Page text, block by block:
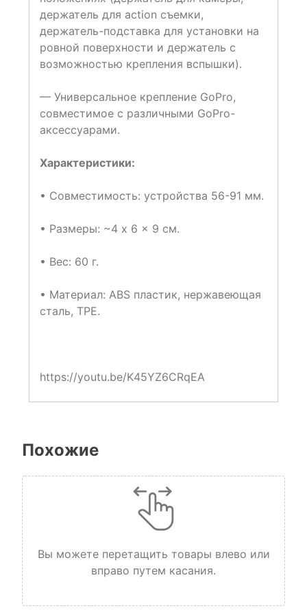
держатель для action съемки,
держатель-подставка для установки на
ровной поверхности и держатель с
возможностью крепления вспышки).
— Универсальное крепление GoPrо,
совместимое с различными GoPro-
аксессуарами.
Характеристики:
• Совместимость: устройства 56-91 мм.
• Размеры: ~4 x 6 x 9 cм.
• Вес: 60 г.
• Материал: ABS пластик, нержавеющая
сталь, TPE.
https://youtu.be/K45YZ6CRqEA
Похожие
Вы можете перетащить товары влево или
вправо путем касания.